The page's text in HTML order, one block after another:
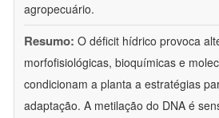
agropecuário.
Resumo: O déficit hídrico provoca
morfofisiológicas, bioquímicas e
condicionam a planta a estratégias
adaptação. A metilação do DNA é